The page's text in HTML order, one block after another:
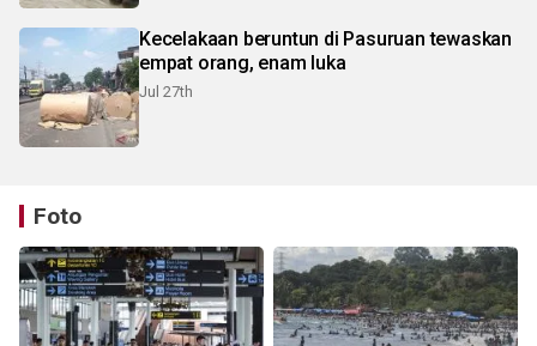
Kecelakaan beruntun di Pasuruan tewaskan
empat orang, enam luka
Jul 27th
Foto